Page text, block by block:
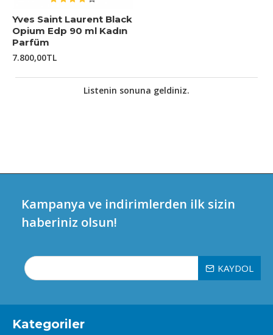
Yves Saint Laurent Black
Opium Edp 90 ml Kadın
Parfüm
7.800,00TL
Listenin sonuna geldiniz.
Kampanya ve indirimlerden ilk sizin
haberiniz olsun!
KAYDOL
Kategoriler